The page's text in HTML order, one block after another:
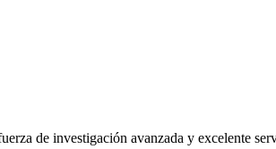
de investigación avanzada y excelente